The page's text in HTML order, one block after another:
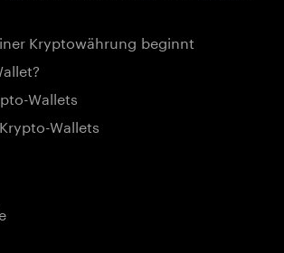
Kryptowährung beginnt
Wallets
Wallets